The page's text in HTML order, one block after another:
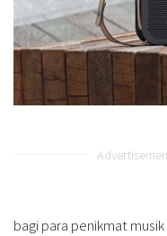
bagi para penikmat